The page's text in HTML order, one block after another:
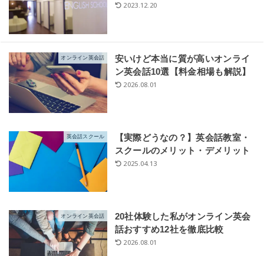
2023.12.20
オンライン英会話
安いけど本当に質が高いオンライ
ン英会話10選【料金相場も解説】
2026.08.01
英会話スクール
【実際どうなの？】英会話教室・
スクールのメリット・デメリット
2025.04.13
オンライン英会話
20社体験した私がオンライン英会
話おすすめ12社を徹底比較
2026.08.01